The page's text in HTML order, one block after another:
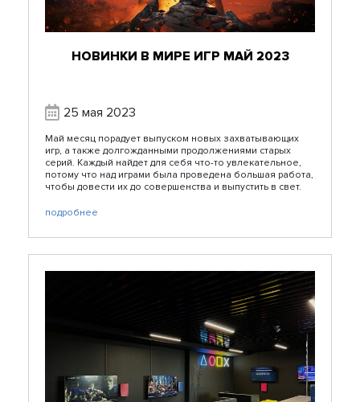
НОВИНКИ В МИРЕ ИГР МАЙ 2023
25 мая 2023
Май месяц порадует выпуском новых захватывающих
игр, а также долгожданными продолжениями старых
серий. Каждый найдет для себя что-то увлекательное,
потому что над играми была проведена большая работа,
чтобы довести их до совершенства и выпустить в свет.
подробнее